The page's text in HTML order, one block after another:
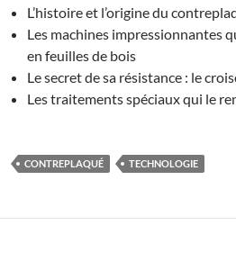
L’histoire et l’origine du
Les machines impressionnantes
en feuilles de bois
Le secret de sa résistance : le
Les traitements spéciaux qui le
CONTREPLAQUÉ TECHNOLOGIE